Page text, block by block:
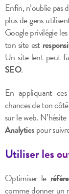
Enfin, n’oublie pas
plus de gens
Google privilégie
ton site est
Un site lent peut
SEO.
En appliquant
chances de ton
sur le web.
Analyticspour
Utiliser les
Optimiser le
comme donner un